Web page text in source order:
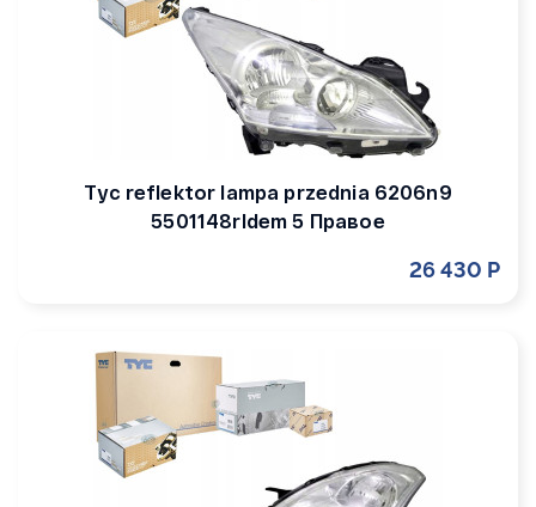
Tyc reflektor lampa przednia 6206n9
5501148rldem 5 Правое
26 430 Р